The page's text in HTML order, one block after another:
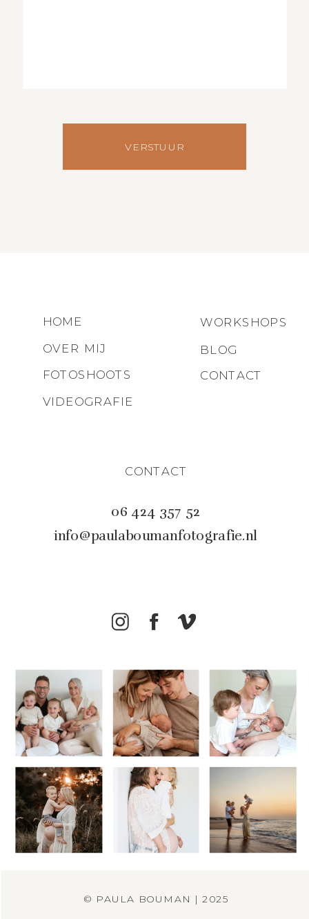
VERSTUUR
06 424 357 52
info@paulaboumanfotografie.nl
CONTACT
© PAULA BOUMAN | 2025
CONTACT
WORKSHOPS
VIDEOGRAFIE
FOTOSHOOTS
HOME
BLOG
OVER MIJ